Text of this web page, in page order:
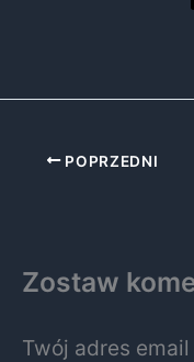
POPRZEDNI
Zostaw
Twój adres